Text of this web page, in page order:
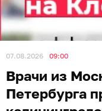
07.08.2026 09:00
Врачи из
Петербурга